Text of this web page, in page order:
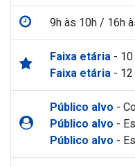
9h às 10h / 16h
Faixa etária - 10
Faixa etária - 12
Público alvo -
Público alvo -
Público alvo -